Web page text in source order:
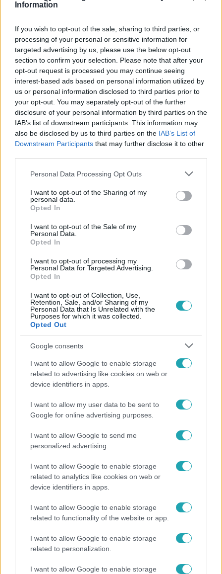
Information
If you wish to opt-out of the sale, sharing to third parties, or
processing of your personal or sensitive information for
targeted advertising by us, please use the below opt-out
section to confirm your selection. Please note that after your
opt-out request is processed you may continue seeing
interest-based ads based on personal information utilized by
us or personal information disclosed to third parties prior to
your opt-out. You may separately opt-out of the further
disclosure of your personal information by third parties on the
IAB’s list of downstream participants. This information may
also be disclosed by us to third parties on the IAB’s List of
Downstream Participants that may further disclose it to other
Please note that this website/app uses one or more Google
not limited to your visit or usage behaviour. You may click to
grant or deny consent to Google and its third-party tags to
use your data for below specified purposes in below Google
consent section.
Personal Data Processing Opt Outs
I want to opt-out of the Sharing of my
personal data.
Opted In
I want to opt-out of the Sale of my
Personal Data.
Opted In
I want to opt-out of processing my
Personal Data for Targeted Advertising.
Opted In
I want to opt-out of Collection, Use,
Retention, Sale, and/or Sharing of my
Personal Data that Is Unrelated with the
Purposes for which it was collected.
Opted Out
Google consents
I want to allow Google to enable storage
related to advertising like cookies on web or
device identifiers in apps.
I want to allow my user data to be sent to
Google for online advertising purposes.
I want to allow Google to send me
personalized advertising.
I want to allow Google to enable storage
related to analytics like cookies on web or
device identifiers in apps.
I want to allow Google to enable storage
related to functionality of the website or app.
I want to allow Google to enable storage
related to personalization.
I want to allow Google to enable storage
Kövess minket, és értesülj a friss hírekről a
Facebookon is!
Követem
TUDOMÁNY-TECH ELON MUSK
#OROSZ-UKRÁN HÁBORÚ # ATOMENERGIA
A fiataloknak üzent Majka: „Hagyjátok ezt abba,
Horoszkóp